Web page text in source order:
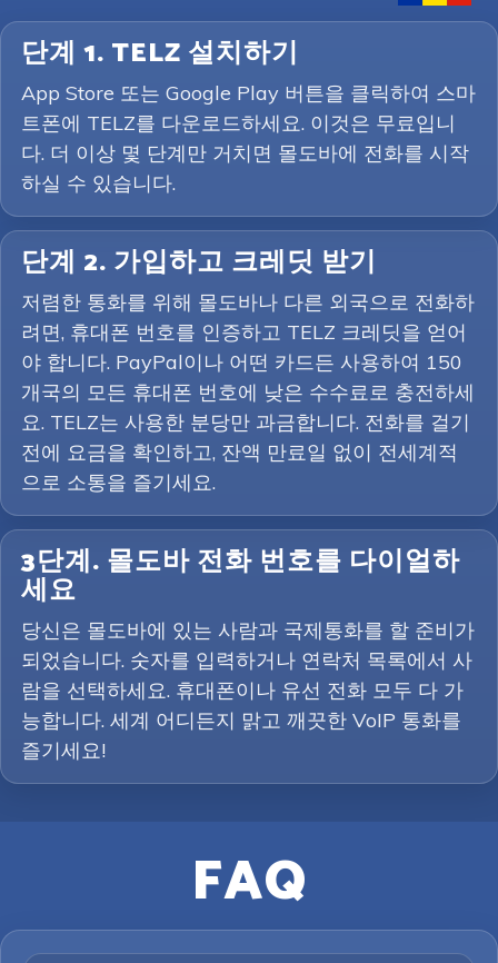
단계 1. TELZ 설치하기
App Store 또는 Google Play 버튼을 클릭하여 스마
트폰에 TELZ를 다운로드하세요. 이것은 무료입니
다. 더 이상 몇 단계만 거치면 몰도바에 전화를 시작
하실 수 있습니다.
단계 2. 가입하고 크레딧 받기
저렴한 통화를 위해 몰도바나 다른 외국으로 전화하
려면, 휴대폰 번호를 인증하고 TELZ 크레딧을 얻어
야 합니다. PayPal이나 어떤 카드든 사용하여 150
개국의 모든 휴대폰 번호에 낮은 수수료로 충전하세
요. TELZ는 사용한 분당만 과금합니다. 전화를 걸기
전에 요금을 확인하고, 잔액 만료일 없이 전세계적
으로 소통을 즐기세요.
3단계. 몰도바 전화 번호를 다이얼하
세요
당신은 몰도바에 있는 사람과 국제통화를 할 준비가
되었습니다. 숫자를 입력하거나 연락처 목록에서 사
람을 선택하세요. 휴대폰이나 유선 전화 모두 다 가
능합니다. 세계 어디든지 맑고 깨끗한 VoIP 통화를
즐기세요!
FAQ